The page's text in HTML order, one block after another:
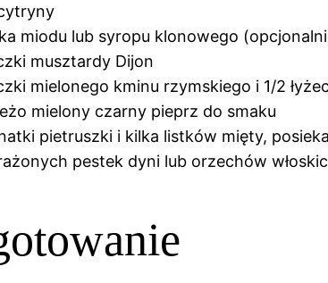
miodu lub syropu klonowego
musztardy Dijon
mielonego kminu rzymskiego i 1/2
mielony czarny pieprz do smaku
pietruszki i kilka listków mięty,
pestek dyni lub orzechów